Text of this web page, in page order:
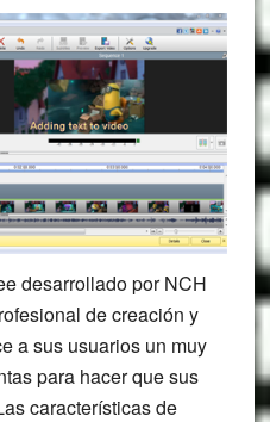
desarrollado por NCH
de creación y
a sus usuarios un muy
para hacer que sus
características de